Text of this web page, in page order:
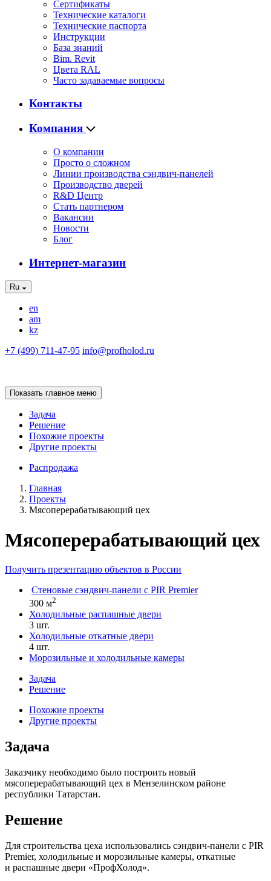
Сертификаты
Технические каталоги
Технические паспорта
Инструкции
База знаний
Bim. Revit
Цвета RAL
Часто задаваемые вопросы
Контакты
Компания
О компании
Просто о сложном
Линии производства сэндвич-панелей
Производство дверей
R&D Центр
Стать партнером
Вакансии
Новости
Блог
Интернет-магазин
Ru
en
am
kz
+7 (499) 711-47-95 info@profholod.ru
Показать главное меню
Задача
Решение
Похожие проекты
Другие проекты
Распродажа
Главная
Проекты
Мясоперерабатывающий цех
Мясоперерабатывающий цех
Получить презентацию объектов в России
Стеновые сэндвич-панели с PIR Premier
300 м2
Холодильные распашные двери
3 шт.
Холодильные откатные двери
4 шт.
Морозильные и холодильные камеры
Задача
Решение
Похожие проекты
Другие проекты
Задача
Заказчику необходимо было построить новый
мясоперерабатывающий цех в Мензелинском районе
республики Татарстан.
Решение
Для строительства цеха использовались сэндвич-панели с PIR
Premier, холодильные и морозильные камеры, откатные
и распашные двери «ПрофХолод».